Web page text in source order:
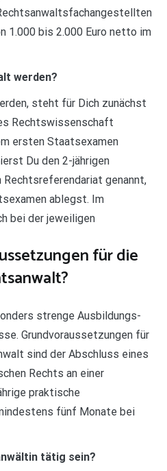
1.000 bis 2.000 Euro netto im
werden?
steht für Dich zunächst
Rechtswissenschaft
ersten Staatsexamen
Du den 2-jährigen
genannt,
ablegst. Im
bei der jeweiligen
für die
strenge Ausbildungs-
Grundvoraussetzungen für
sind der Abschluss eines
Rechts an einer
praktische
fünf Monate bei
tätig sein?